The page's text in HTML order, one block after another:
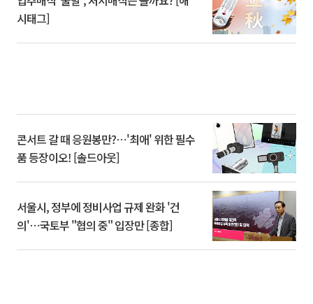
시태그]
콘서트 갈 때 응원봉만?⋯'최애' 위한 필수
품 등장이오! [솔드아웃]
서울시, 정부에 정비사업 규제 완화 '건
의'⋯국토부 "협의 중" 입장만 [종합]